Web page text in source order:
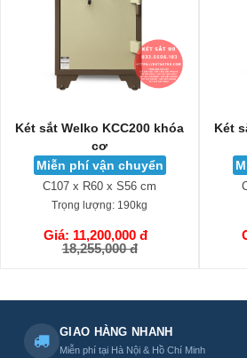
Két sắt Welko KCC200 khóa
vân tay
Miễn phí vận chuyển
C107 x R60 x S56 cm
Trọng lượng: 190kg
Giá: 14,890,000 đ
18,605,000 đ
GIỎ HÀNG
Két
GIỎ
GIAO HÀNG NHANH
Miễn phí tại Hà Nội & Hồ Chí Minh